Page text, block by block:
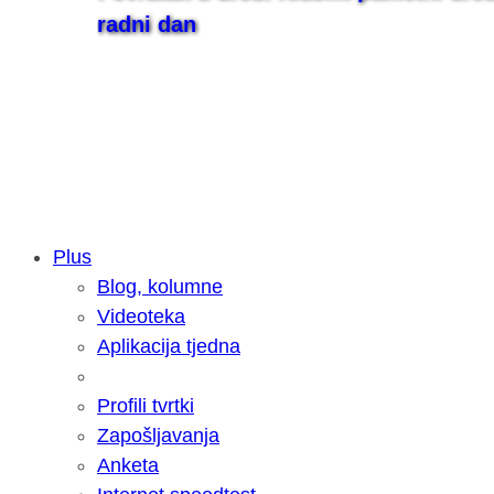
radni dan
Samsung otkrio kako je nastajala
razvoja donijelo tanje i izdržljivije
Plus
Blog, kolumne
Videoteka
Aplikacija tjedna
Profili tvrtki
Zapošljavanja
Anketa